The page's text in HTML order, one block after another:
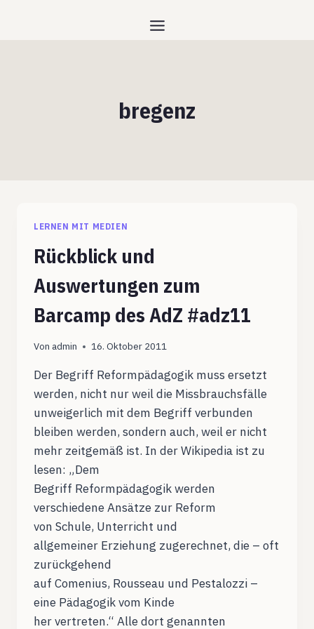
bregenz
LERNEN MIT MEDIEN
Rückblick und
Auswertungen zum
Barcamp des AdZ #adz11
Von admin 16. Oktober 2011
Der Begriff Reformpädagogik muss ersetzt
werden, nicht nur weil die Missbrauchsfälle
unweigerlich mit dem Begriff verbunden
bleiben werden, sondern auch, weil er nicht
mehr zeitgemäß ist. In der Wikipedia ist zu
lesen: „Dem
Begriff Reformpädagogik werden
verschiedene Ansätze zur Reform
von Schule, Unterricht und
allgemeiner Erziehung zugerechnet, die – oft
zurückgehend
auf Comenius, Rousseau und Pestalozzi –
eine Pädagogik vom Kinde
her vertreten.“ Alle dort genannten